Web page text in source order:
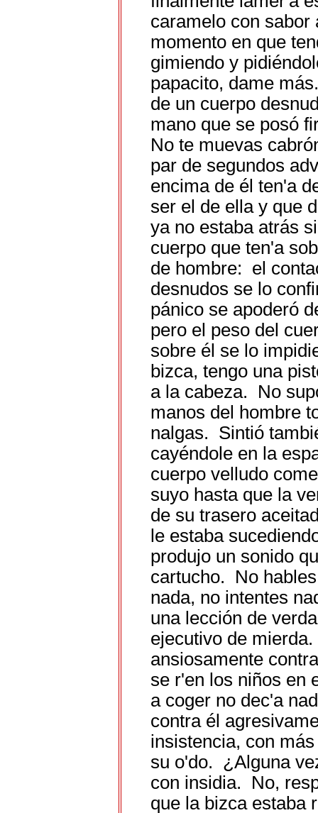
caramelo con sabor
momento en que
gimiendo y
papacito, dame
de un cuerpo
mano que se posó
No te muevas
par de segundos
encima de él ten'a
ser el de ella y que
ya no estaba atrás
cuerpo que ten'a
de hombre: el
desnudos se lo
pánico se apoderó
pero el peso del
sobre él se lo
bizca, tengo una
a la cabeza. No
manos del hombre
nalgas. Sintió
cayéndole en la
cuerpo velludo
suyo hasta que la
de su trasero
le estaba
produjo un sonido
cartucho. No
nada, no intentes
una lección de
ejecutivo de
ansiosamente
se r'en los niños en
a coger no dec'a
contra él
insistencia, con
su o'do. ¿Alguna
con insidia. No,
que la bizca estaba